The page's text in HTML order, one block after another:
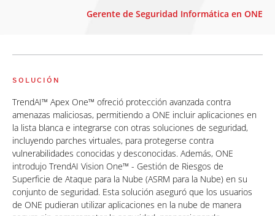
Gerente de Seguridad Informática en ONE
SOLUCIÓN
TrendAI™ Apex One™ ofreció protección avanzada contra
amenazas maliciosas, permitiendo a ONE incluir aplicaciones en
la lista blanca e integrarse con otras soluciones de seguridad,
incluyendo parches virtuales, para protegerse contra
vulnerabilidades conocidas y desconocidas. Además, ONE
introdujo TrendAI Vision One™ - Gestión de Riesgos de
Superficie de Ataque para la Nube (ASRM para la Nube) en su
conjunto de seguridad. Esta solución aseguró que los usuarios
de ONE pudieran utilizar aplicaciones en la nube de manera